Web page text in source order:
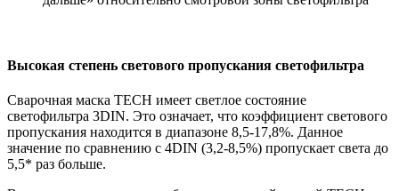
Высокая степень светового пропускания светофильтра
Сварочная маска TECH имеет светлое состояние
светофильтра 3DIN. Это означает, что коэффициент светового
пропускания находится в диапазоне 8,5-17,8%. Данное
значение по сравнению с 4DIN (3,2-8,5%) пропускает света до
5,5* раз больше.